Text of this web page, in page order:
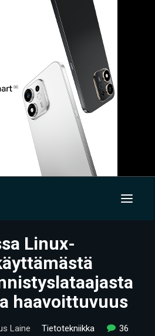
Linux-
haavoittuvuus
Laine Tietotekniikka 36